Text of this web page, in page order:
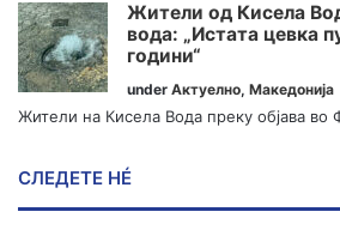
Жители од Кисела
вода: „Истата цевка
години“
under Актуелно, Македонија
Жители на Кисела Вода преку објава во
СЛЕДЕТЕ НÉ